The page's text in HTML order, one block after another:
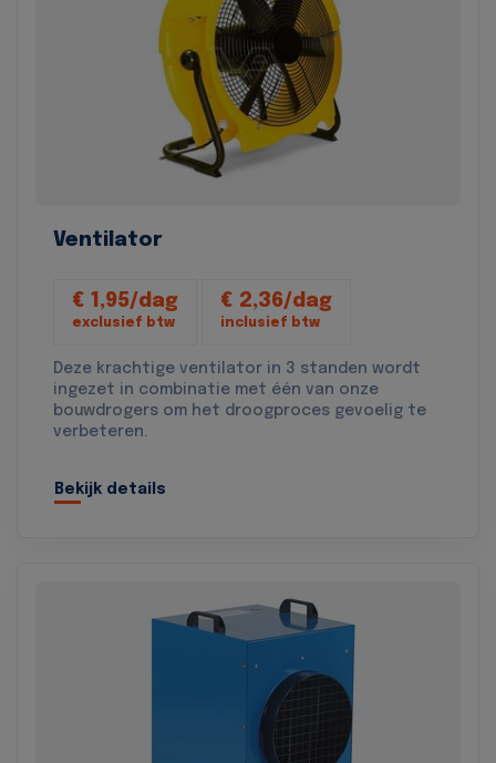
Ventilator
€ 1,95/dag
exclusief btw
€ 2,36/dag
inclusief btw
Deze krachtige ventilator in 3 standen wordt
ingezet in combinatie met één van onze
bouwdrogers om het droogproces gevoelig te
verbeteren.
Bekijk details